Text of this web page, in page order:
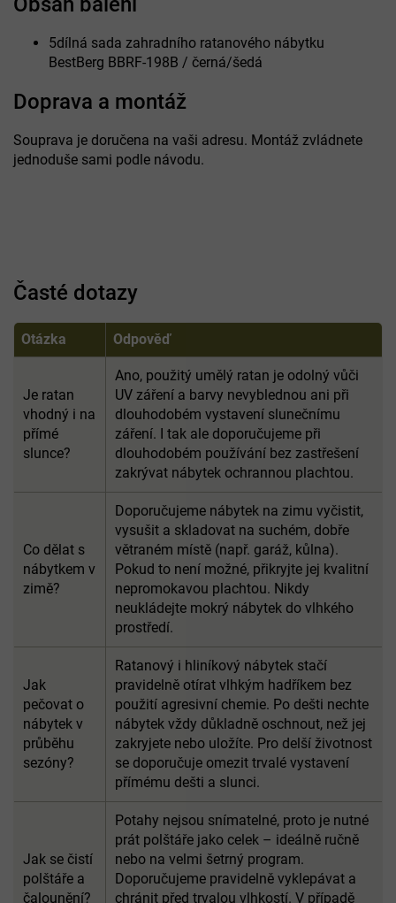
5dílná sada zahradního ratanového nábytku
BestBerg BBRF-198B / černá/šedá
Doprava a montáž
Souprava je doručena na vaši adresu. Montáž zvládnete
jednoduše sami podle návodu.
Časté dotazy
Otázka Odpověď
Je ratan
vhodný i na
přímé
slunce?
Ano, použitý umělý ratan je odolný vůči
UV záření a barvy nevyblednou ani při
dlouhodobém vystavení slunečnímu
záření. I tak ale doporučujeme při
dlouhodobém používání bez zastřešení
zakrývat nábytek ochrannou plachtou.
Co dělat s
nábytkem v
zimě?
Doporučujeme nábytek na zimu vyčistit,
vysušit a skladovat na suchém, dobře
větraném místě (např. garáž, kůlna).
Pokud to není možné, přikryjte jej kvalitní
nepromokavou plachtou. Nikdy
neukládejte mokrý nábytek do vlhkého
prostředí.
Jak
pečovat o
nábytek v
průběhu
sezóny?
Ratanový i hliníkový nábytek stačí
pravidelně otírat vlhkým hadříkem bez
použití agresivní chemie. Po dešti nechte
nábytek vždy důkladně oschnout, než jej
zakryjete nebo uložíte. Pro delší životnost
se doporučuje omezit trvalé vystavení
přímému dešti a slunci.
Jak se čistí
polštáře a
čalounění?
Potahy nejsou snímatelné, proto je nutné
prát polštáře jako celek – ideálně ručně
nebo na velmi šetrný program.
Doporučujeme pravidelně vyklepávat a
chránit před trvalou vlhkostí. V případě